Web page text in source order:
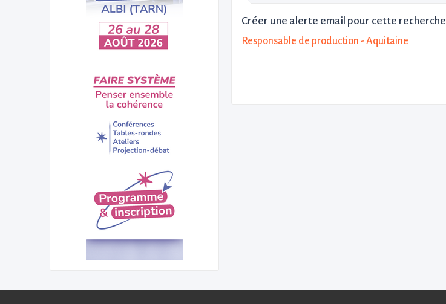
Créer une alerte email pour cette recherche
Responsable de production - Aquitaine